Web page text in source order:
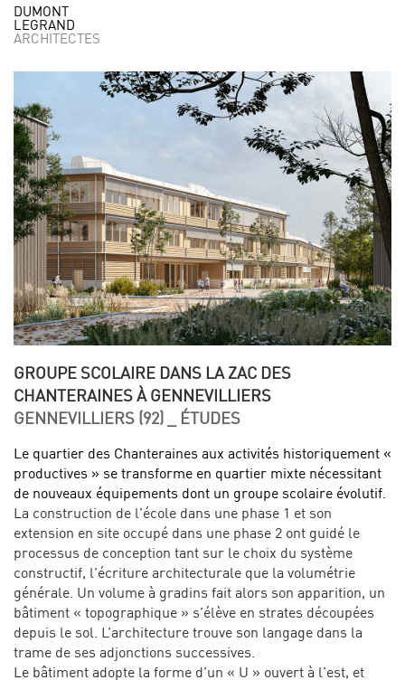
DUMONT
LEGRAND
ARCHITECTES
GROUPE SCOLAIRE DANS LA ZAC DES
CHANTERAINES À GENNEVILLIERS
GENNEVILLIERS (92) _ ÉTUDES
Le quartier des Chanteraines aux activités historiquement «
productives » se transforme en quartier mixte nécessitant
de nouveaux équipements dont un groupe scolaire évolutif.
La construction de l’école dans une phase 1 et son
extension en site occupé dans une phase 2 ont guidé le
processus de conception tant sur le choix du système
constructif, l’écriture architecturale que la volumétrie
générale. Un volume à gradins fait alors son apparition, un
bâtiment « topographique » s’élève en strates découpées
depuis le sol. L’architecture trouve son langage dans la
trame de ses adjonctions successives.
Le bâtiment adopte la forme d’un « U » ouvert à l’est, et